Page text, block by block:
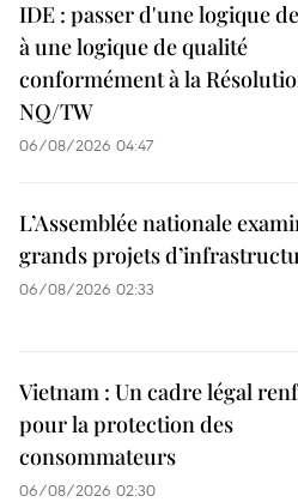
IDE : passer d'une logique
à une logique de qualité
conformément à la
NQ/TW
06/08/2026 04:47
L’Assemblée nationale
grands projets
06/08/2026 02:33
Vietnam : Un cadre légal
pour la protection des
consommateurs
06/08/2026 02:30